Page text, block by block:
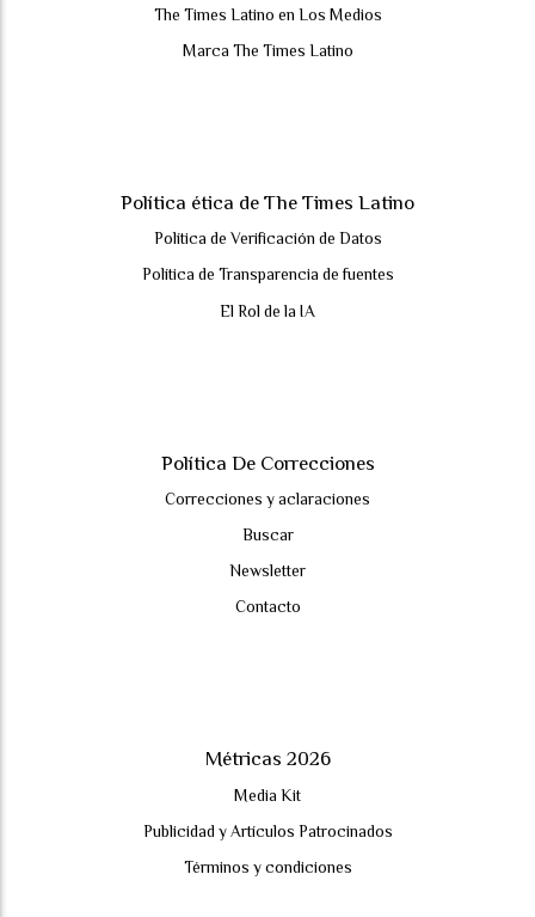
The Times Latino en Los Medios
Marca The Times Latino
Política ética de The Times Latino
Política de Verificación de Datos
Política de Transparencia de fuentes
El Rol de la IA
Política De Correcciones
Correcciones y aclaraciones
Buscar
Newsletter
Contacto
Métricas 2026
Media Kit
Publicidad y Artículos Patrocinados
Términos y condiciones